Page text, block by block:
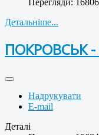
Детальніше...
ПОКРОВСЬК -
Надрукувати
E-mail
Деталі